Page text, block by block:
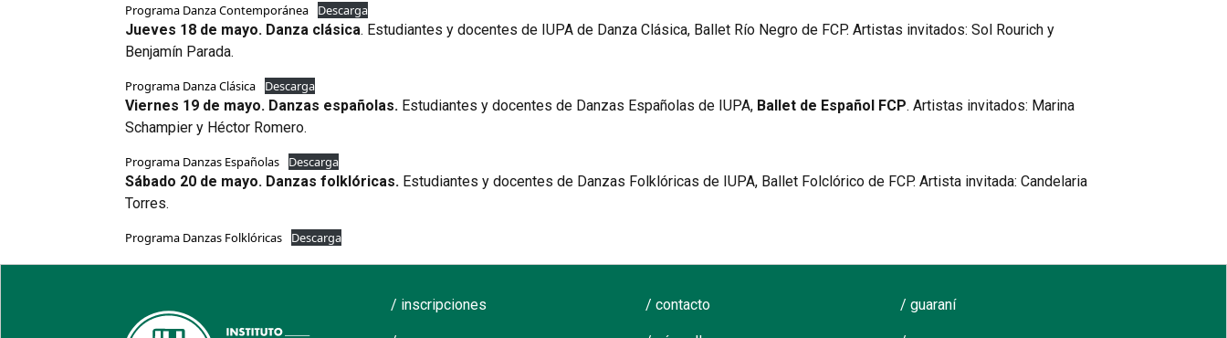
Programa Danza Contemporánea Descarga
Jueves 18 de mayo. Danza clásica. Estudiantes y docentes de IUPA de Danza Clásica, Ballet Río Negro de FCP. Artistas invitados: Sol Rourich y
Benjamín Parada.
Programa Danza Clásica Descarga
Viernes 19 de mayo. Danzas españolas. Estudiantes y docentes de Danzas Españolas de IUPA, Ballet de Español FCP. Artistas invitados: Marina
Schampier y Héctor Romero.
Programa Danzas Españolas Descarga
Sábado 20 de mayo. Danzas folklóricas. Estudiantes y docentes de Danzas Folklóricas de IUPA, Ballet Folclórico de FCP. Artista invitada: Candelaria
Torres.
Programa Danzas Folklóricas Descarga
/ inscripciones / contacto / guaraní